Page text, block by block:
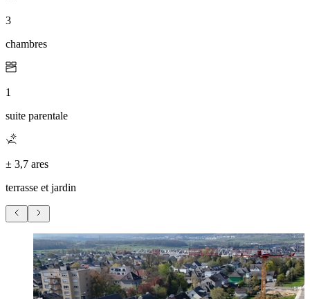
3
chambres
1
suite parentale
± 3,7 ares
terrasse et jardin